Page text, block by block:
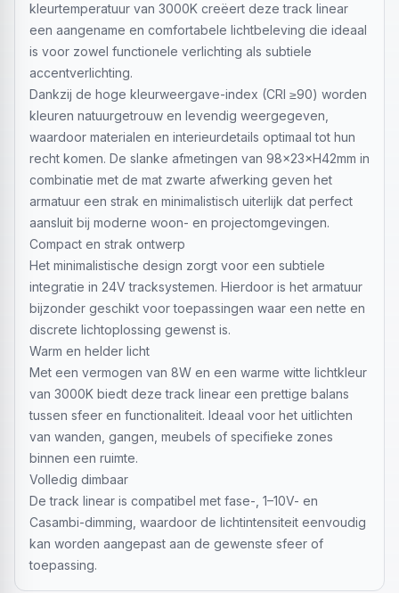
kleurtemperatuur van 3000K creëert deze track linear
een aangename en comfortabele lichtbeleving die ideaal
is voor zowel functionele verlichting als subtiele
accentverlichting.
Dankzij de hoge kleurweergave-index (CRI ≥90) worden
kleuren natuurgetrouw en levendig weergegeven,
waardoor materialen en interieurdetails optimaal tot hun
recht komen. De slanke afmetingen van 98×23×H42mm in
combinatie met de mat zwarte afwerking geven het
armatuur een strak en minimalistisch uiterlijk dat perfect
aansluit bij moderne woon- en projectomgevingen.
Compact en strak ontwerp
Het minimalistische design zorgt voor een subtiele
integratie in 24V tracksystemen. Hierdoor is het armatuur
bijzonder geschikt voor toepassingen waar een nette en
discrete lichtoplossing gewenst is.
Warm en helder licht
Met een vermogen van 8W en een warme witte lichtkleur
van 3000K biedt deze track linear een prettige balans
tussen sfeer en functionaliteit. Ideaal voor het uitlichten
van wanden, gangen, meubels of specifieke zones
binnen een ruimte.
Volledig dimbaar
De track linear is compatibel met fase-, 1–10V- en
Casambi-dimming, waardoor de lichtintensiteit eenvoudig
kan worden aangepast aan de gewenste sfeer of
toepassing.